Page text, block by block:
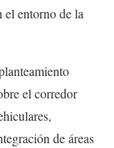
el entorno de la
el corredor
de áreas